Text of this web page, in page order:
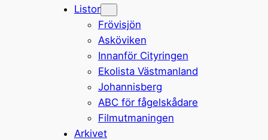
Listor
Frövisjön
Asköviken
Innanför Cityringen
Ekolista Västmanland
Johannisberg
ABC för fågelskådare
Filmutmaningen
Arkivet